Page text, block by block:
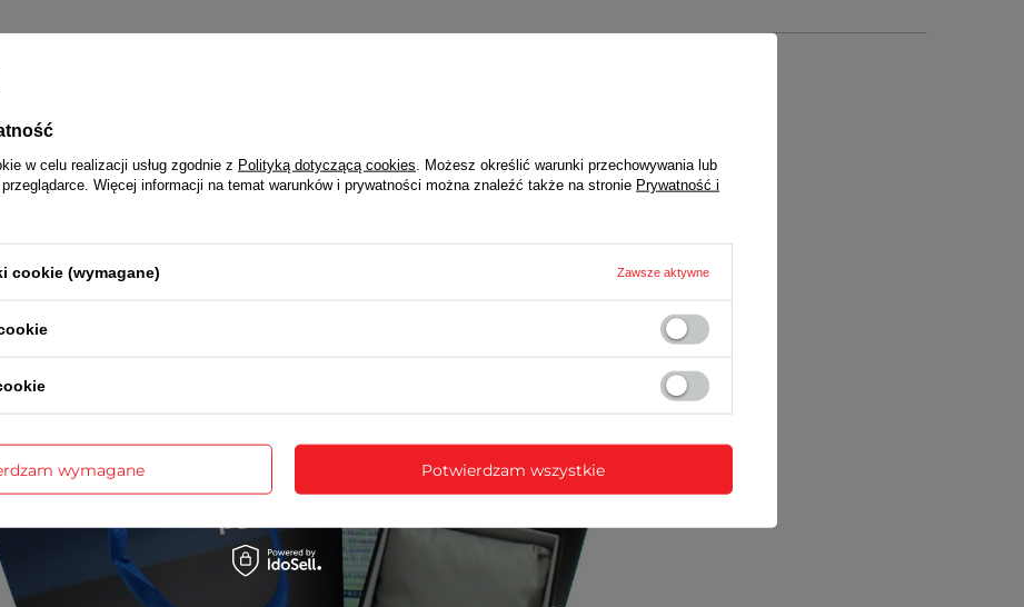
opakowanie - pudełko i papierową torebkę z logo Pulsar
obsługi w języku polskim (do zegarków funkcyjnych)
w celu realizacji usług zgodnie z Polityką dotyczącą cookies . Możesz określić warunki przechowywania lub
Więcej informacji na temat warunków i prywatności można znaleźć także na stronie Prywatność i
cookie (wymagane) Zawsze aktywne
wymagane Potwierdzam wszystkie